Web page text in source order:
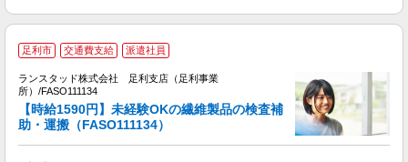
足利市 交通費支給 派遣社員
ランスタッド株式会社 足利支店（足利事業
所）/FASO111134
【時給1590円】未経験OKの繊維製品の検査補
助・運搬（FASO111134）